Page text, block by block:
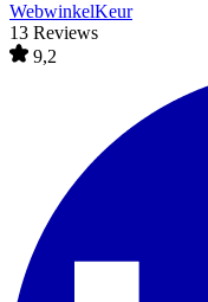
WebwinkelKeur
13 Reviews
9,2